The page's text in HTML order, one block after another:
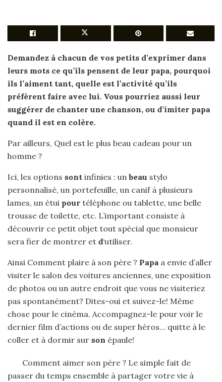
Demandez à chacun de vos petits d’exprimer dans
leurs mots ce qu’ils pensent de leur papa, pourquoi
ils l’aiment tant, quelle est l’activité qu’ils
préfèrent faire avec lui. Vous pourriez aussi leur
suggérer de chanter une chanson, ou d’imiter papa
quand il est en colère.
Par ailleurs, Quel est le plus beau cadeau pour un
homme ?
Ici, les options sont infinies : un beau stylo
personnalisé, un portefeuille, un canif à plusieurs
lames, un étui pour téléphone ou tablette, une belle
trousse de toilette, etc. L’important consiste à
découvrir ce petit objet tout spécial que monsieur
sera fier de montrer et d‘utiliser.
Ainsi Comment plaire à son père ? Papa a envie d’aller
visiter le salon des voitures anciennes, une exposition
de photos ou un autre endroit que vous ne visiteriez
pas spontanément? Dites-oui et suivez-le! Même
chose pour le cinéma. Accompagnez-le pour voir le
dernier film d’actions ou de super héros… quitte à le
coller et à dormir sur son épaule!
Comment aimer son père ? Le simple fait de
passer du temps ensemble à partager votre vie à